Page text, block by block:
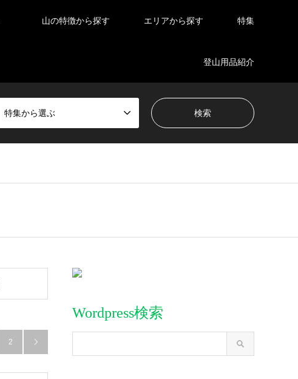
山の特徴から探す エリアから探す 特集
登山用品紹介
特集から選ぶ
2 
Wordpress検索